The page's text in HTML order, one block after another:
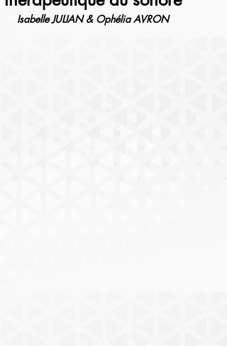
Isabelle JULIAN & Ophélia AVRON